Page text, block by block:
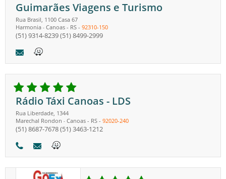
Guimarães Viagens e Turismo
Rua Brasil, 1100 Casa 67
Harmonia - Canoas - RS - 92310-150
(51) 9314-8239(51) 8499-2999
Rádio Táxi Canoas - LDS
Rua Liberdade, 1344
Marechal Rondon - Canoas - RS - 92020-240
(51) 8687-7678(51) 3463-1212